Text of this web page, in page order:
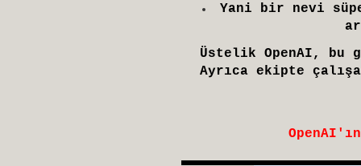
Yani bir nevi
Üstelik OpenAI, bu
Ayrıca ekipte